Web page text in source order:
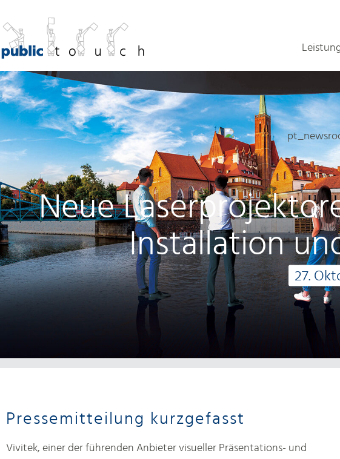
Neue
Installation
27.
Pressemitteilung kurzgefasst
Vivitek, einer der führenden Anbieter visueller Präsentations- und